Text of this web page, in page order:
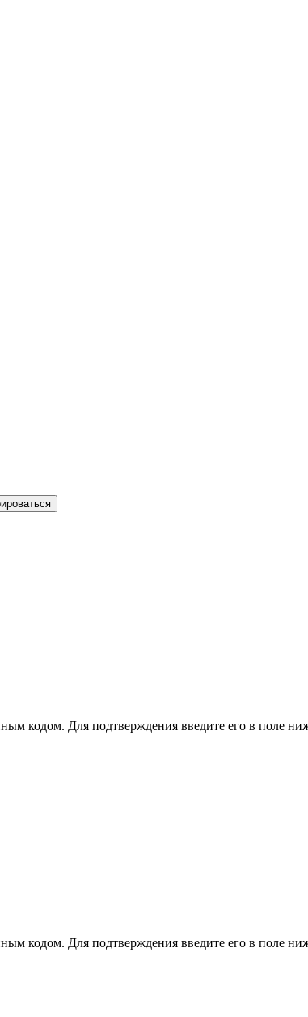
кодом. Для подтверждения введите его в поле
кодом. Для подтверждения введите его в поле